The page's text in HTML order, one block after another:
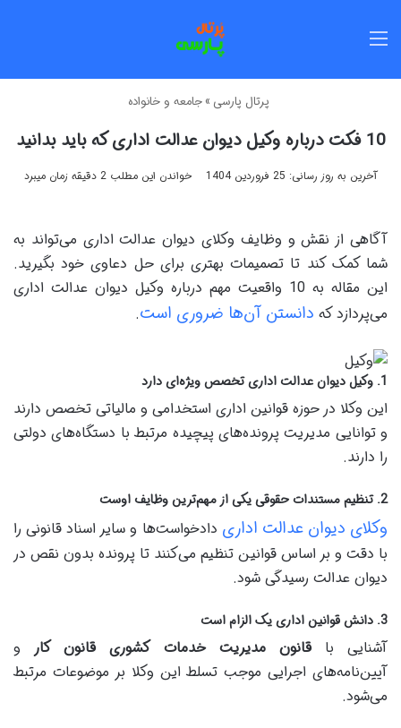
پرتال پارسی »جامعه و خانواده
10 فکت درباره وکیل دیوان عدالت اداری که باید بدانید
آخرین به روز رسانی: 25 فروردین 1404 خواندن این مطلب 2 دقیقه زمان میبرد
آگاهی از نقش و وظایف وکلای دیوان عدالت اداری می‌تواند به
شما کمک کند تا تصمیمات بهتری برای حل دعاوی خود بگیرید.
این مقاله به 10 واقعیت مهم درباره وکیل دیوان عدالت اداری
می‌پردازد که دانستن آن‌ها ضروری است.
1. وکیل دیوان عدالت اداری تخصص ویژه‌ای دارد
این وکلا در حوزه قوانین اداری استخدامی و مالیاتی تخصص دارند
و توانایی مدیریت پرونده‌های پیچیده مرتبط با دستگاه‌های دولتی
را دارند.
2. تنظیم مستندات حقوقی یکی از مهم‌ترین وظایف اوست
وکلای دیوان عدالت اداری دادخواست‌ها و سایر اسناد قانونی را
با دقت و بر اساس قوانین تنظیم می‌کنند تا پرونده بدون نقص در
دیوان عدالت رسیدگی شود.
3. دانش قوانین اداری یک الزام است
آشنایی باقانون مدیریت خدمات کشوری قانون کارو
آیین‌نامه‌های اجرایی موجب تسلط این وکلا بر موضوعات مرتبط
می‌شود.